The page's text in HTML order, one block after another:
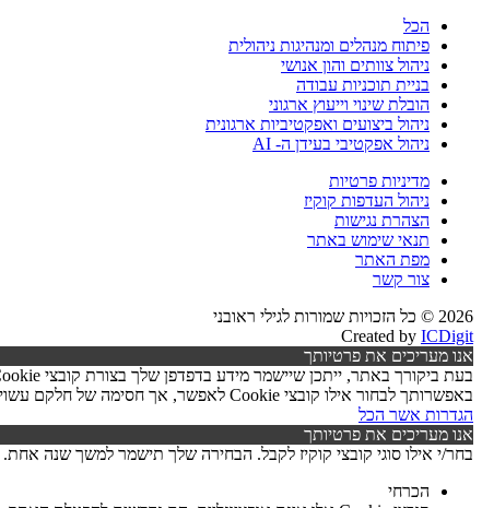
הכל
פיתוח מנהלים ומנהיגות ניהולית
ניהול צוותים והון אנושי
בניית תוכניות עבודה
הובלת שינוי וייעוץ ארגוני
ניהול ביצועים ואפקטיביות ארגונית
ניהול אפקטיבי בעידן ה- AI
מדיניות פרטיות
ניהול העדפות קוקיז
הצהרת נגישות
תנאי שימוש באתר
מפת האתר
צור קשר
2026 © כל הזכויות שמורות לגילי ראובני
Created by ICDigit
אנו מעריכים את פרטיותך
באפשרותך לבחור אילו קובצי Cookie לאפשר, אך חסימה של חלקם עשויה לפגוע בפעילות האתר ובאיכות השירותים.
הגדרות אשר הכל
אנו מעריכים את פרטיותך
בחר/י אילו סוגי קובצי קוקיז לקבל. הבחירה שלך תישמר למשך שנה אחת.
הכרחי